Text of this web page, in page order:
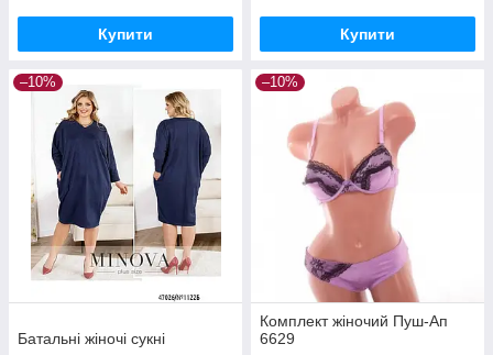
Купити Купити
–10%
Батальні жіночі сукні
–10%
Комплект жіночий Пуш-Ап
6629